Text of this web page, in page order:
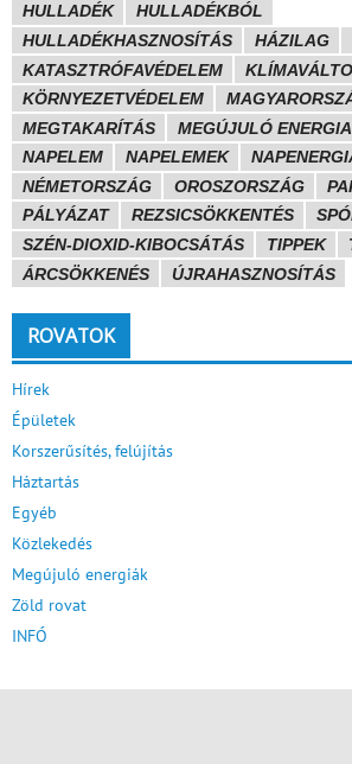
HULLADÉK
HULLADÉKBÓL
HULLADÉKHASZNOSÍTÁS
HÁZILAG
KATASZTRÓFAVÉDELEM
KÖRNYEZETVÉDELEM
MEGTAKARÍTÁS
MEGÚJULÓ ENERGIA
NAPELEM
NAPELEMEK
NÉMETORSZÁG
OROSZORSZÁG
PÁLYÁZAT
REZSICSÖKKENTÉS
SZÉN-DIOXID-KIBOCSÁTÁS
TIPPEK
ÁRCSÖKKENÉS
ÚJRAHASZNOSÍTÁS
ROVATOK
Hírek
Épületek
Korszerűsítés, felújítás
Háztartás
Egyéb
Közlekedés
Megújuló energiák
Zöld rovat
INFÓ